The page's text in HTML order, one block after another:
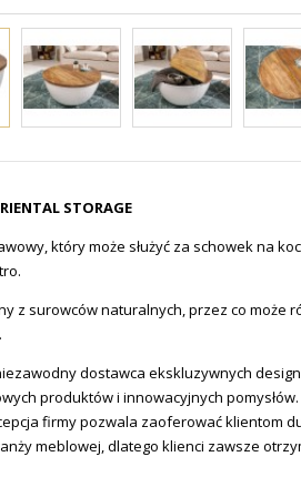
STORAGE
który może służyć za schowek na
z surowców naturalnych, przez co może
dostawca ekskluzywnych
produktów i innowacyjnych pomysłów.
firmy pozwala zaoferować klientom
meblowej, dlatego klienci zawsze